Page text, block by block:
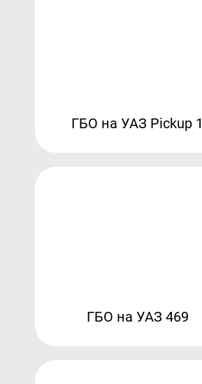
ГБО на УАЗ Pickup 1
ГБО на УАЗ 469